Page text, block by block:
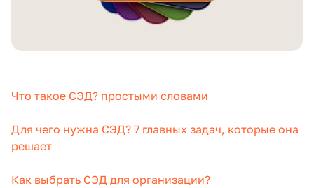
Что такое СЭД? простыми словами
Для чего нужна СЭД? 7 главных задач, которые она
решает
Как выбрать СЭД для организации?